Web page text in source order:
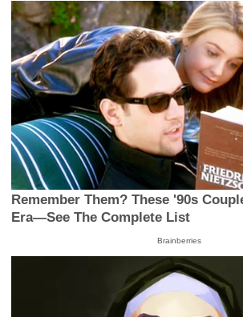
Remember Them? These '90s
Era—See The Complete List
Brainberries